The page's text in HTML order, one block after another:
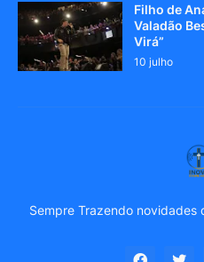
Filho de
Valadão
Virá”
10 julho
Sempre Trazendo novidades